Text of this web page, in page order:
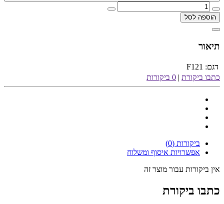
הוספה לסל
תיאור
דגם: F121
כתבו ביקורת | 0 ביקורות
ביקורות (0)
אפשרויות איסוף ומשלוח
אין ביקורות עבור מוצר זה
כתבו ביקורת